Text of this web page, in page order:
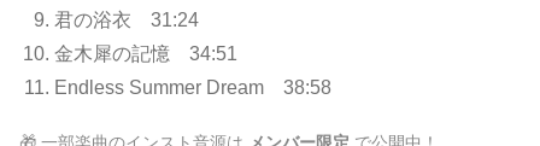
君の浴衣 31:24
金木犀の記憶 34:51
Endless Summer Dream 38:58